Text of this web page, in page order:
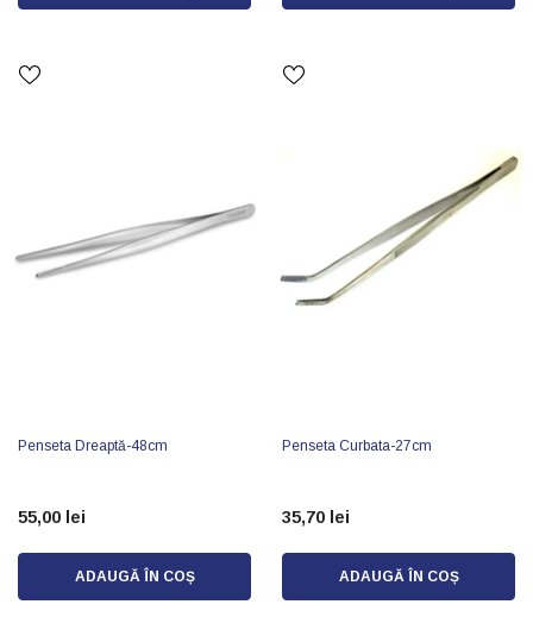
Penseta Dreaptă-48cm
55,00 lei
ADAUGĂ ÎN COȘ
Penseta Curbata-27cm
35,70 lei
ADAUGĂ ÎN COȘ